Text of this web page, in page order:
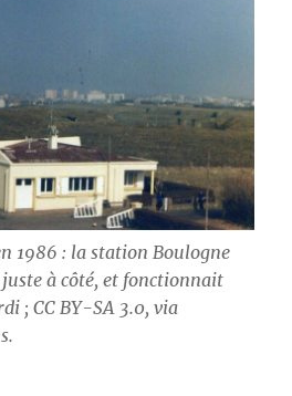
1986 : la station Boulogne
à côté, et fonctionnait
; CC BY-SA 3.0, via